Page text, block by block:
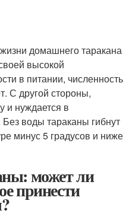
домашнего таракана
высокой
в питании, численность
С другой стороны,
и нуждается в
воды тараканы гибнут
минус 5 градусов и ниже
может ли
принести